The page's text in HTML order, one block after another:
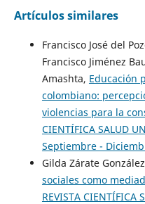
Artículos similares
Francisco José del
Francisco Jiménez
Amashta, Educación
colombiano:
violencias para la
CIENTÍFICA SALUD
Septiembre -
Gilda Zárate
sociales como
REVISTA CIENTÍFICA